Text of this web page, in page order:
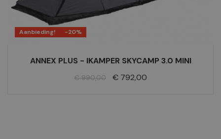
Aanbieding! -20%
ANNEX PLUS - IKAMPER SKYCAMP 3.0 MINI
Normale
€ 990,00 Prijs
€ 792,00